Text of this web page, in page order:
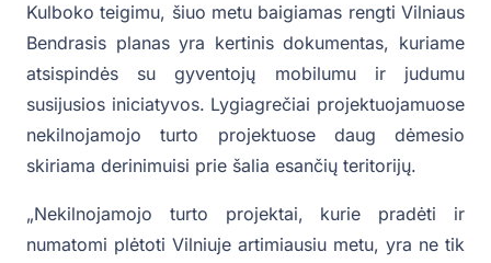
Kulboko teigimu, šiuo metu baigiamas rengti Vilniaus
Bendrasis planas yra kertinis dokumentas, kuriame
atsispindės su gyventojų mobilumu ir judumu
susijusios iniciatyvos. Lygiagrečiai projektuojamuose
nekilnojamojo turto projektuose daug dėmesio
skiriama derinimuisi prie šalia esančių teritorijų.
„Nekilnojamojo turto projektai, kurie pradėti ir
numatomi plėtoti Vilniuje artimiausiu metu, yra ne tik